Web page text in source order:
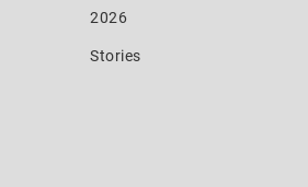
2026
Stories